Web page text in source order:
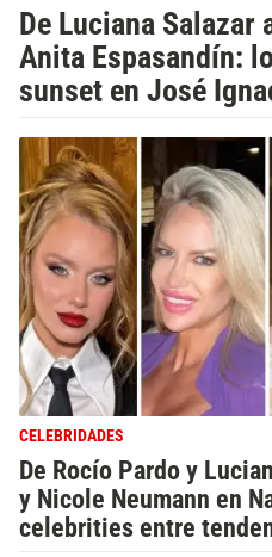
De Luciana Salazar
Anita Espasandín:
sunset en José
CELEBRIDADES
De Rocío Pardo y
y Nicole Neumann en
celebrities entre